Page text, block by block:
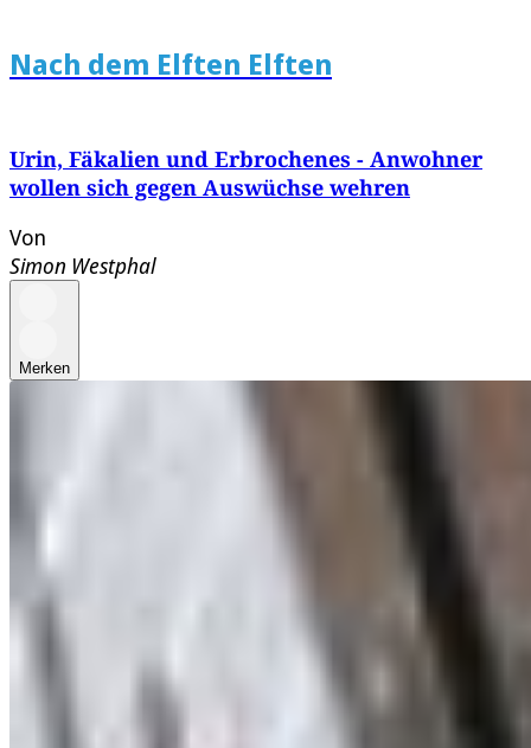
Nach dem Elften Elften
Urin, Fäkalien und Erbrochenes - Anwohner
wollen sich gegen Auswüchse wehren
Von
Simon Westphal
Merken